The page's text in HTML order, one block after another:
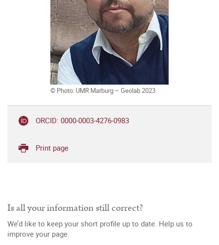
© Photo: UMR Marburg – Geolab 2023
ORCID: 0000-0003-4276-0983
Print page
Is all your information still correct?
We’d like to keep your short profile up to date. Help us to
improve your page.